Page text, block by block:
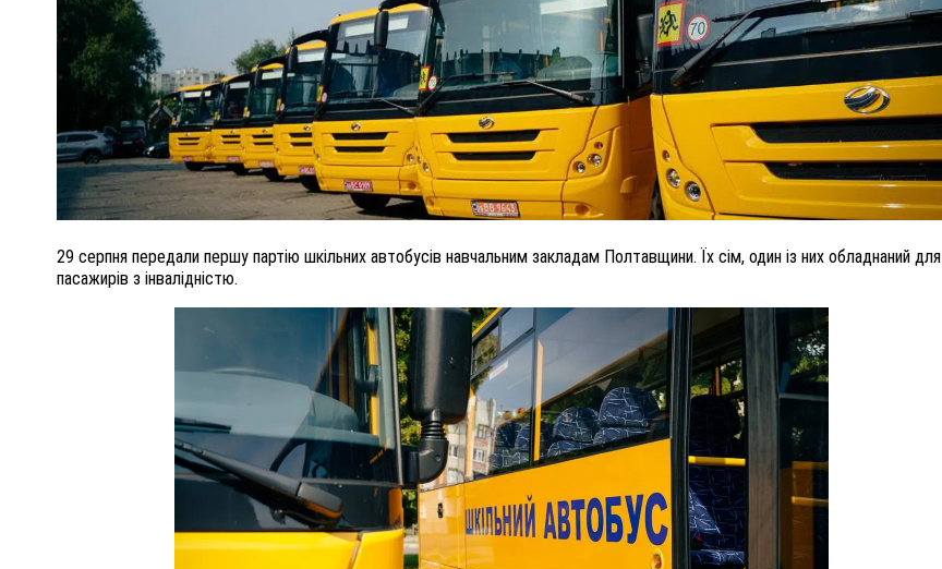
29 серпня передали першу партію шкільних автобусів навчальним закладам Полтавщини. Їх сім, один із них обладнаний для
пасажирів з інвалідністю.
ПОЛІЦІЯ ПОЛТАВЩИНИ РОЗШУКУЄ 62-РІЧНУ
ЛЮДМИЛУ ТИМЧЕНКО
26 листопада 2025 0
ВНАСЛІДОК ПОРАНЕНЬ, ОТРИМАНИХ НА ВІЙНІ,
ПОМЕР ВОЇН ЮРІЙ ВОЙТИК
25 листопада 2025 0